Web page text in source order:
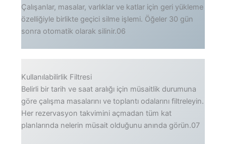
Çalışanlar, masalar, varlıklar ve katlar için geri yükleme
özelliğiyle birlikte geçici silme işlemi. Öğeler 30 gün
sonra otomatik olarak silinir.06
Kullanılabilirlik Filtresi
Belirli bir tarih ve saat aralığı için müsaitlik durumuna
göre çalışma masalarını ve toplantı odalarını filtreleyin.
Her rezervasyon takvimini açmadan tüm kat
planlarında nelerin müsait olduğunu anında görün.07